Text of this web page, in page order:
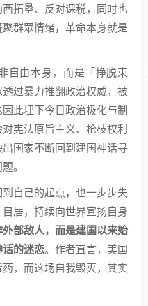
拓垦、反对课税，同时也
群眾情绪，革命本身就是
自由本身，而是「挣脱束
过暴力推翻政治权威，被
此埋下今日政治极化与制
宪法原旨主义、枪枝权利
国家不断回到建国神话寻
。
自己的起点，也一步步失
居，持续向世界宣扬自身
部敌人，而是建国以来始
话的迷恋。作者直言，美国
，而这场自我毁灭，其实